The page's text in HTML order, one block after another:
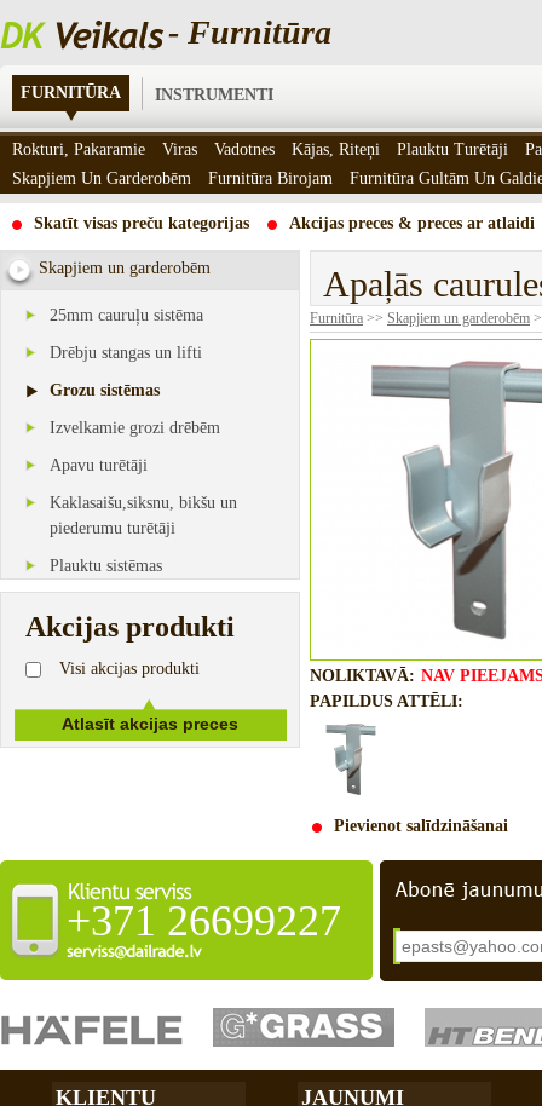
- Furnitūra
FURNITŪRA INSTRUMENTI
Skatīt visas preču kategorijas Akcijas preces & preces ar atlaidi
Skapjiem un garderobēm
25mm cauruļu sistēma
Drēbju stangas un lifti
Grozu sistēmas
Izvelkamie grozi drēbēm
Apavu turētāji
Kaklasaišu,siksnu, bikšu un
piederumu turētāji
Plauktu sistēmas
Akcijas produkti
Visi akcijas produkti
Apaļās
Furnitūra >> Skapjiem un garderobēm
NOLIKTAVĀ: NAV
PAPILDUS ATTĒLI:
Pievienot salīdzināšanai
+371 26699227
Rokturi, Pakaramie Viras Vadotnes Kājas, Riteņi Plauktu Turētāji
Skapjiem Un Garderobēm
Furnitūra Birojam Furnitūra Gultām Un
KLIENTU
JAUNUMI